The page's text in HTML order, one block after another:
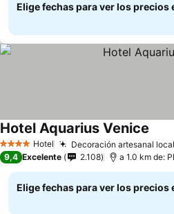
Elige fechas para ver los precios
4 EstrellasHotel Decoración artesanal
Hotel Aquarius Venice
9,4 Excelente 2.108 a 1.0 km de:
Elige fechas para ver los precios